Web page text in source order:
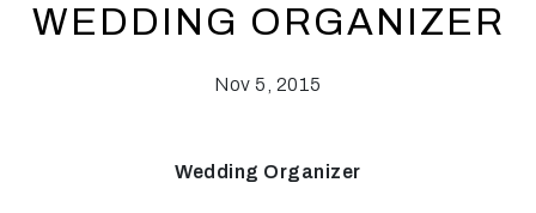
WEDDING ORGANIZER
Nov 5, 2015
Wedding Organizer